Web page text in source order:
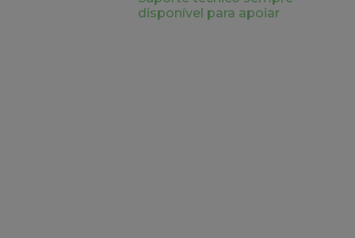
disponível para apoiar